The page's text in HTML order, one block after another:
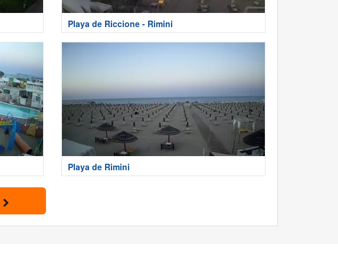
Playa de Riccione - Rimini
Playa de Rimini